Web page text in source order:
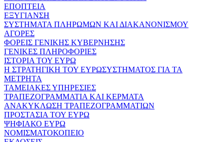
ΕΠΟΠΤΕΙΑ
ΕΞΥΓΙΑΝΣΗ
ΣΥΣΤΗΜΑΤΑ ΠΛΗΡΩΜΩΝ ΚΑΙ ΔΙΑΚΑΝΟΝΙΣΜΟΥ
ΑΓΟΡΕΣ
ΦΟΡΕΙΣ ΓΕΝΙΚΗΣ ΚΥΒΕΡΝΗΣΗΣ
ΓΕΝΙΚΕΣ ΠΛΗΡΟΦΟΡΙΕΣ
ΙΣΤΟΡΙΑ ΤΟΥ ΕΥΡΩ
Η ΣΤΡΑΤΗΓΙΚΗ ΤΟΥ ΕΥΡΩΣΥΣΤΗΜΑΤΟΣ ΓΙΑ ΤΑ
ΜΕΤΡΗΤΑ
ΤΑΜΕΙΑΚΕΣ ΥΠΗΡΕΣΙΕΣ
ΤΡΑΠΕΖΟΓΡΑΜΜΑΤΙΑ ΚΑΙ ΚΕΡΜΑΤΑ
ΑΝΑΚΥΚΛΩΣΗ ΤΡΑΠΕΖΟΓΡΑΜΜΑΤΙΩΝ
ΠΡΟΣΤΑΣΙΑ ΤΟΥ ΕΥΡΩ
ΨΗΦΙΑΚΟ ΕΥΡΩ
ΝΟΜΙΣΜΑΤΟΚΟΠΕΙΟ